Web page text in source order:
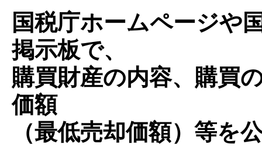
国税庁ホームページや
掲示板で、
購買財産の内容、購買
価額
（最低売却価額）等を